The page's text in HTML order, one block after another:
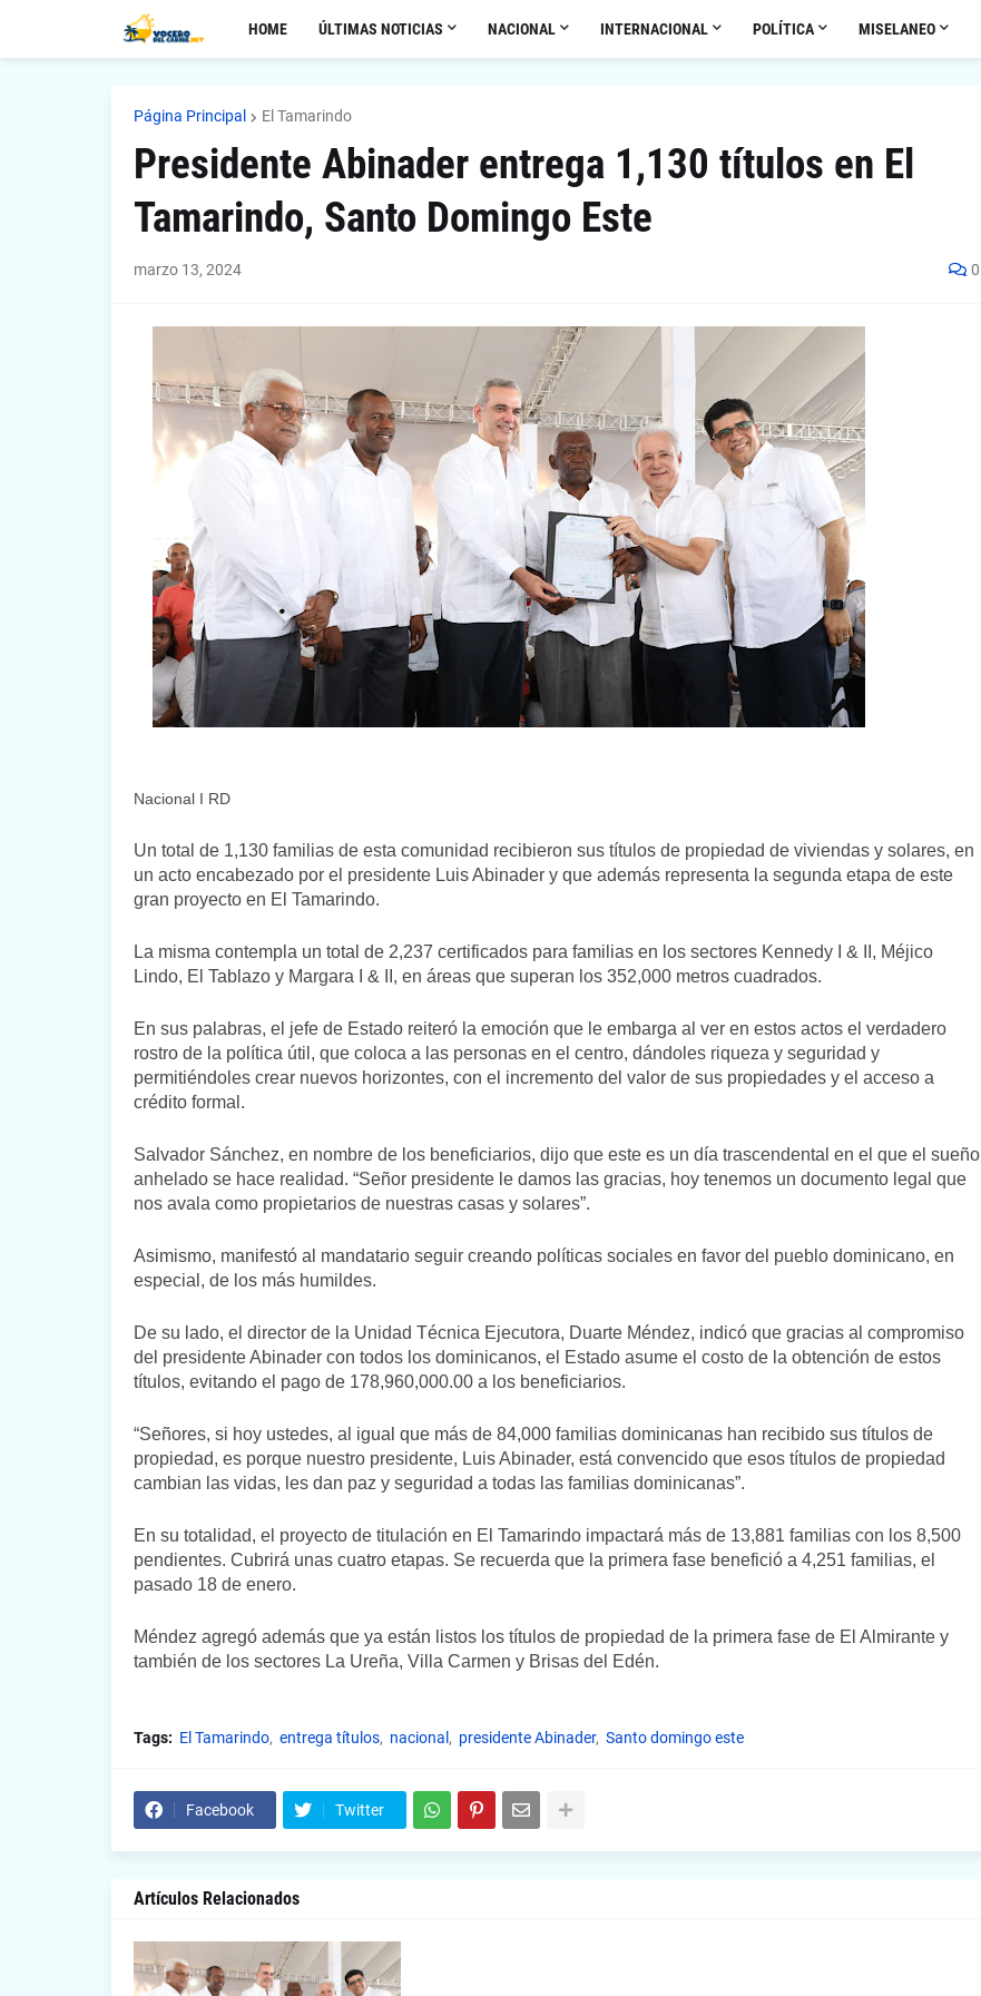
HOME ÚLTIMAS NOTICIAS NACIONAL INTERNACIONAL POLÍTICA MISELANEO
Página Principal El Tamarindo
Presidente Abinader entrega 1,130 títulos en El
Tamarindo, Santo Domingo Este
marzo 13, 2024 0
Nacional I RD
Un total de 1,130 familias de esta comunidad recibieron sus títulos de propiedad de viviendas y solares, en
un acto encabezado por el presidente Luis Abinader y que además representa la segunda etapa de este
gran proyecto en El Tamarindo.
La misma contempla un total de 2,237 certificados para familias en los sectores Kennedy I & II, Méjico
Lindo, El Tablazo y Margara I & II, en áreas que superan los 352,000 metros cuadrados.
En sus palabras, el jefe de Estado reiteró la emoción que le embarga al ver en estos actos el verdadero
rostro de la política útil, que coloca a las personas en el centro, dándoles riqueza y seguridad y
permitiéndoles crear nuevos horizontes, con el incremento del valor de sus propiedades y el acceso a
crédito formal.
Salvador Sánchez, en nombre de los beneficiarios, dijo que este es un día trascendental en el que el sueño
anhelado se hace realidad. “Señor presidente le damos las gracias, hoy tenemos un documento legal que
nos avala como propietarios de nuestras casas y solares”.
Asimismo, manifestó al mandatario seguir creando políticas sociales en favor del pueblo dominicano, en
especial, de los más humildes.
De su lado, el director de la Unidad Técnica Ejecutora, Duarte Méndez, indicó que gracias al compromiso
del presidente Abinader con todos los dominicanos, el Estado asume el costo de la obtención de estos
títulos, evitando el pago de 178,960,000.00 a los beneficiarios.
“Señores, si hoy ustedes, al igual que más de 84,000 familias dominicanas han recibido sus títulos de
propiedad, es porque nuestro presidente, Luis Abinader, está convencido que esos títulos de propiedad
cambian las vidas, les dan paz y seguridad a todas las familias dominicanas”.
En su totalidad, el proyecto de titulación en El Tamarindo impactará más de 13,881 familias con los 8,500
pendientes. Cubrirá unas cuatro etapas. Se recuerda que la primera fase benefició a 4,251 familias, el
pasado 18 de enero.
Méndez agregó además que ya están listos los títulos de propiedad de la primera fase de El Almirante y
también de los sectores La Ureña, Villa Carmen y Brisas del Edén.
Tags: El Tamarindo entrega títulos nacional presidente Abinader Santo domingo este
Facebook Twitter
Artículos Relacionados